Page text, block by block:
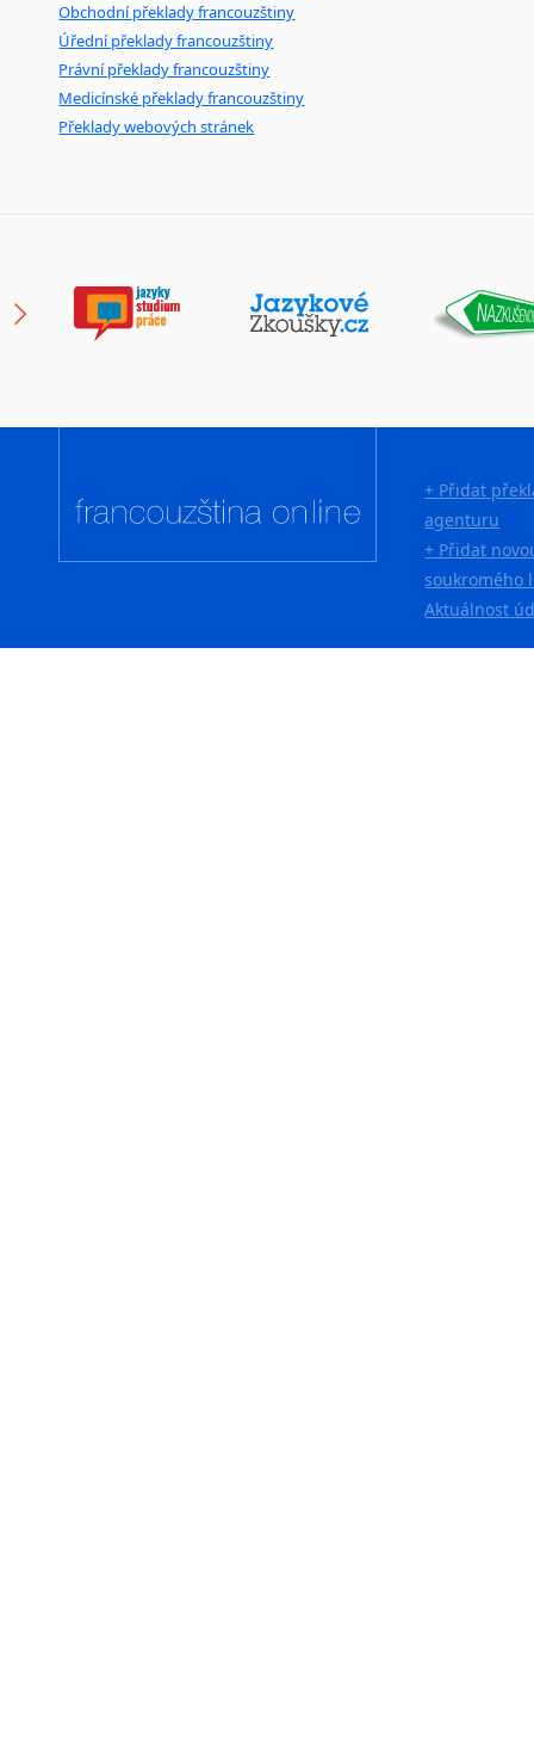
Obchodní překlady francouzštiny
Úřední překlady francouzštiny
Právní překlady francouzštiny
Medicínské překlady francouzštiny
Překlady webových stránek
+ Přidat
agenturu
+ Přidat
soukromého
Aktuálnost